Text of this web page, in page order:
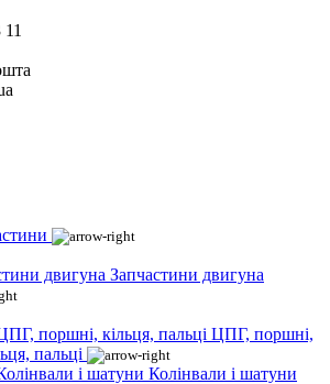
Запчастини двигуна
ЦПГ, поршні,
пальці
Колінвали і шатуни